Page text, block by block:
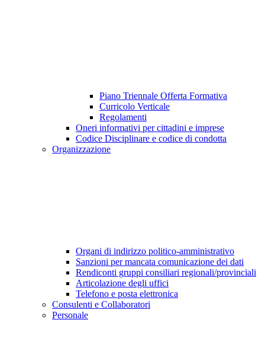
Piano Triennale Offerta Formativa
Curricolo Verticale
Regolamenti
Oneri informativi per cittadini e imprese
Codice Disciplinare e codice di condotta
Organizzazione
Organi di indirizzo politico-amministrativo
Sanzioni per mancata comunicazione dei dati
Rendiconti gruppi consiliari regionali/provinciali
Articolazione degli uffici
Telefono e posta elettronica
Consulenti e Collaboratori
Personale